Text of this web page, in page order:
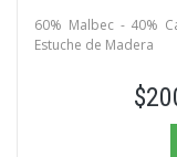
60% Malbec - 40%
Estuche de Madera